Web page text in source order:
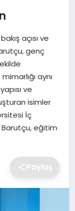
açısı ve
genç
aynı
ve
isimler
İç
Barutçu, eğitim
Paylaş